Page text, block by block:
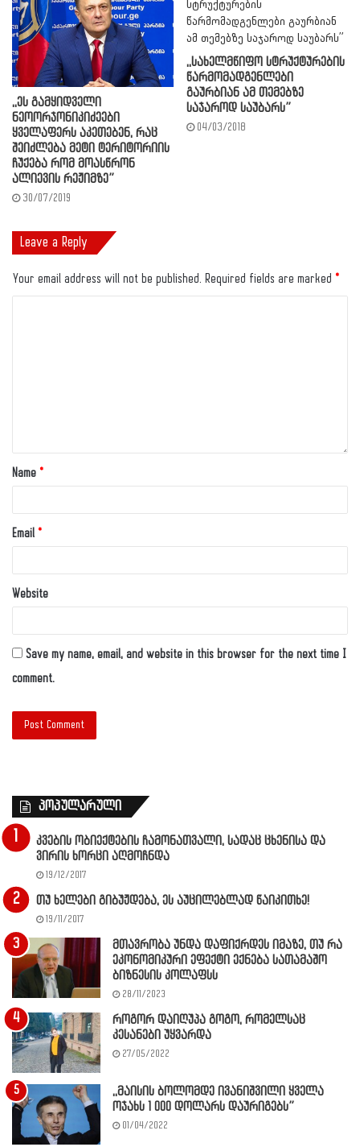
,,ეს გამყიდველი
ნეოორჯონიკიძეები
ყველაფერს აკეთებენ, რაც
შეიძლება მეტი ტერიტორიის
ჩუქება რომ მოასწრონ
ალიევის რეჟიმზე”
30/07/2019
,,სახელმწიფო სტრუქტურების
წარმომადგენლები
გაურბიან ამ თემებზე
საჯაროდ საუბარს”
04/03/2018
Leave a Reply
Your email address will not be published. Required fields are marked *
Name *
Email *
Website
Save my name, email, and website in this browser for the next time I
comment.
პოპულარული
კვების ობიექტების ჩამონათვალი, სადაც ცხენისა და
ვირის ხორცი აღმოჩნდა
19/12/2017
თუ ხელები გიბუჟდება, ეს აუცილებლად წაიკითხე!
19/11/2017
მთავრობა უნდა დაფიქრდეს იმაზე, თუ რა
ეკონომიკური ეფექტი ექნება სათამაშო
ბიზნესის კოლაფსს
28/11/2023
როგორ დაიღუპა გოგო, რომელსაც
კესანები უყვარდა
27/05/2022
,,მაისის ბოლომდე ივანიშვილი ყველა
ოჯახს 1 000 დოლარს დაურიგებს”
01/04/2022